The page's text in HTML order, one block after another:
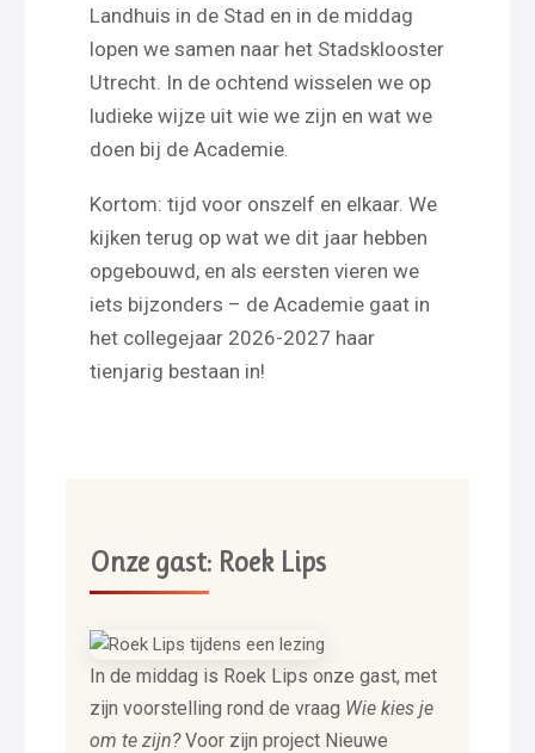
Landhuis in de Stad en in de middag
lopen we samen naar het Stadsklooster
Utrecht. In de ochtend wisselen we op
ludieke wijze uit wie we zijn en wat we
doen bij de Academie.
Kortom: tijd voor onszelf en elkaar. We
kijken terug op wat we dit jaar hebben
opgebouwd, en als eersten vieren we
iets bijzonders – de Academie gaat in
het collegejaar 2026-2027 haar
tienjarig bestaan in!
Onze gast: Roek Lips
In de middag is Roek Lips onze gast, met
zijn voorstelling rond de vraag Wie kies je
om te zijn?Voor zijn project Nieuwe